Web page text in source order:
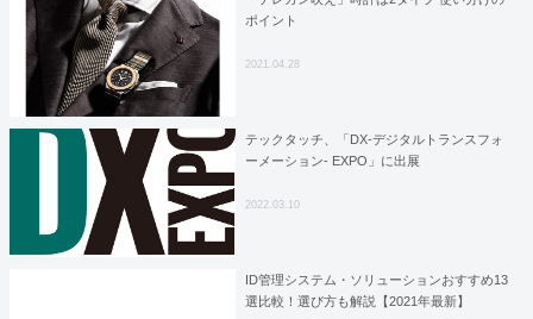
ポイント
2021.04.28
テックタッチ、「DX-デジタルトランスフォ
ーメーション- EXPO」に出展
2022.03.10
ID管理システム・ソリューションおすすめ13
選比較！選び方も解説【2021年最新】